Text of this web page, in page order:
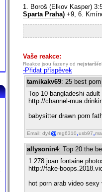
1. Boroš (Elkov Kasper)
Sparta Praha) +9, 6.
Vaše reakce:
Reakce jsou řazeny od
-Přidat příspěvek
tamikakv69: 25 best
Top 10 bangladeshi
http://channel-
babysitter drawn porn
Email: dy4 reg6310 usb97
allysonin4: Top 20 the
1 278 joan fontaine
http://fake-
hot porn arab video